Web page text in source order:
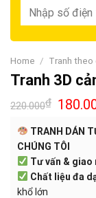
Home / Tranh theo
Tranh 3D
220.000₫
TRANH DÁN
CHÚNG TÔI
Tư vấn & giao
Chất liệu đa
khổ lớn